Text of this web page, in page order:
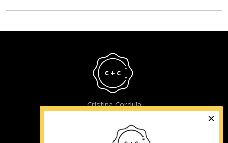
Cristina Cordula